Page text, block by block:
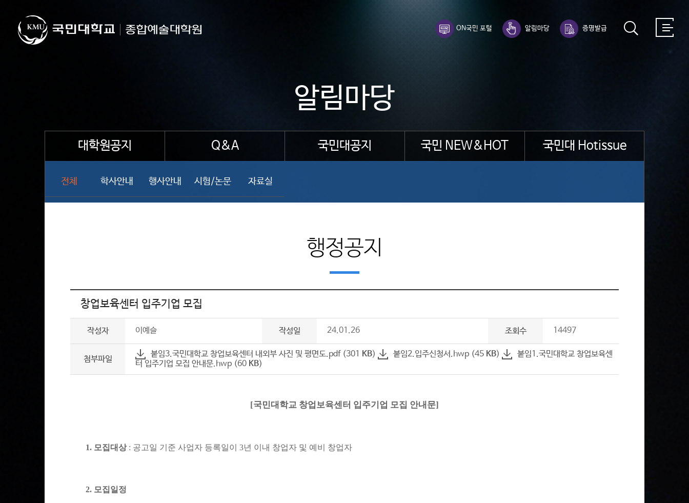
ON국민 포털 알림마당 증명발급
알림마당
대학원공지
전체 학사안내 행사안내 시험/논문 자료실
Q&A 국민대공지 국민 NEW&HOT 국민대 Hotissue
행정공지
창업보육센터 입주기업 모집
작성자 이예슬 작성일 24.01.26 조회수 14497
첨부파일
붙임3.국민대학교 창업보육센터 내외부 사진 및 평면도.pdf (301 KB) 붙임2.입주신청서.hwp (45 KB)
붙임1.국민대학교 창업보육센
터 입주기업 모집 안내문.hwp (60 KB)
[국민대학교 창업보육센터 입주기업 모집 안내문]
1. 모집대상: 공고일 기준 사업자 등록일이 3년 이내 창업자 및 예비 창업자
2. 모집일정